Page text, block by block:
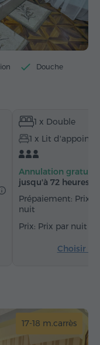
Douche
de toilette gratuits
cheveux
Chaise
de réveil
Réfrigérateur
1 x Double
1 x Lit d'appoint
Annulation gratuite:
jusqu'à 72 heures
Prépaiement: Prix
nuit
Prix par nuit
Choisir
17-18 m.carrès